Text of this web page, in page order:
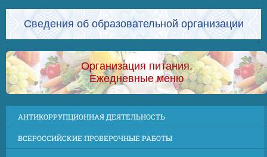
Сведения об образовательной организации
Организация питания.
Ежедневные меню
АНТИКОРРУПЦИОННАЯ ДЕЯТЕЛЬНОСТЬ
ВСЕРОССИЙСКИЕ ПРОВЕРОЧНЫЕ РАБОТЫ